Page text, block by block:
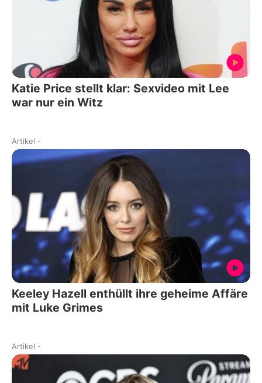
Katie Price stellt klar: Sexvideo mit Lee
war nur ein Witz
Artikel -
Keeley Hazell enthüllt ihre geheime Affäre
mit Luke Grimes
Artikel -